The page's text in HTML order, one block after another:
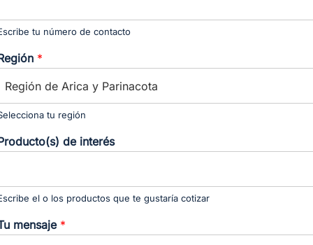
tu número de contacto
*
tu región
de interés
el o los productos que te gustaría cotizar
mensaje *